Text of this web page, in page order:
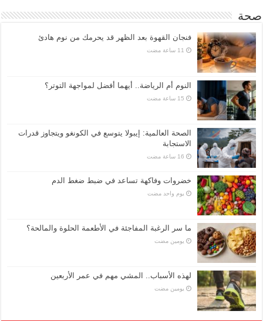
صحة
فنجان القهوة بعد الظهر قد يحرمك من نوم هادئ
النوم أم الرياضة.. أيهما أفضل لمواجهة التوتر؟
الصحة العالمية: إيبولا يتوسع في الكونغو ويتجاوز قدرات
الاستجابة
خضروات وفاكهة تساعد في ضبط ضغط الدم
‏يوم واحد مضت
ما سر الرغبة المفاجئة في الأطعمة الحلوة والمالحة؟
‏يومين مضت
لهذه الأسباب.. المشي مهم في عمر الأربعين
‏يومين مضت